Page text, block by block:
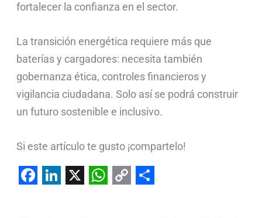
fortalecer la confianza en el sector.
La transición energética requiere más que
baterías y cargadores: necesita también
gobernanza ética, controles financieros y
vigilancia ciudadana. Solo así se podrá construir
un futuro sostenible e inclusivo.
Si este artículo te gusto ¡compartelo!